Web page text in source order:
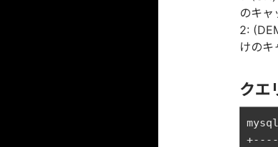
のキャ
2:
けのキ
クエ